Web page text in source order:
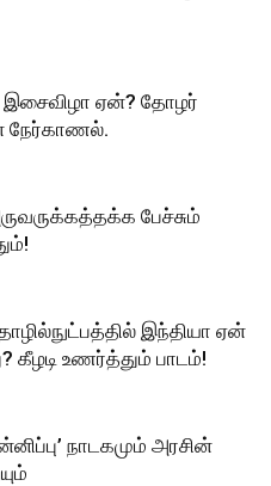
ஏன்? தோழர்
நேர்காணல்.
பேச்சும்
இந்தியா ஏன்
கீழடி உணர்த்தும் பாடம்!
நாடகமும் அரசின்